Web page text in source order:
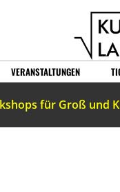
VERANSTALTUNGEN
für Groß und